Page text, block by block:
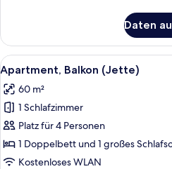
Balkon
(Lina)
Daten
Alle
Fotos
für
Apartment,
Balkon
(Jette)
anzeigen
6
Apartment, Balkon (Jette)
60 m²
1 Schlafzimmer
Platz für 4 Personen
1 Doppelbett und 1 großes
Kostenloses WLAN